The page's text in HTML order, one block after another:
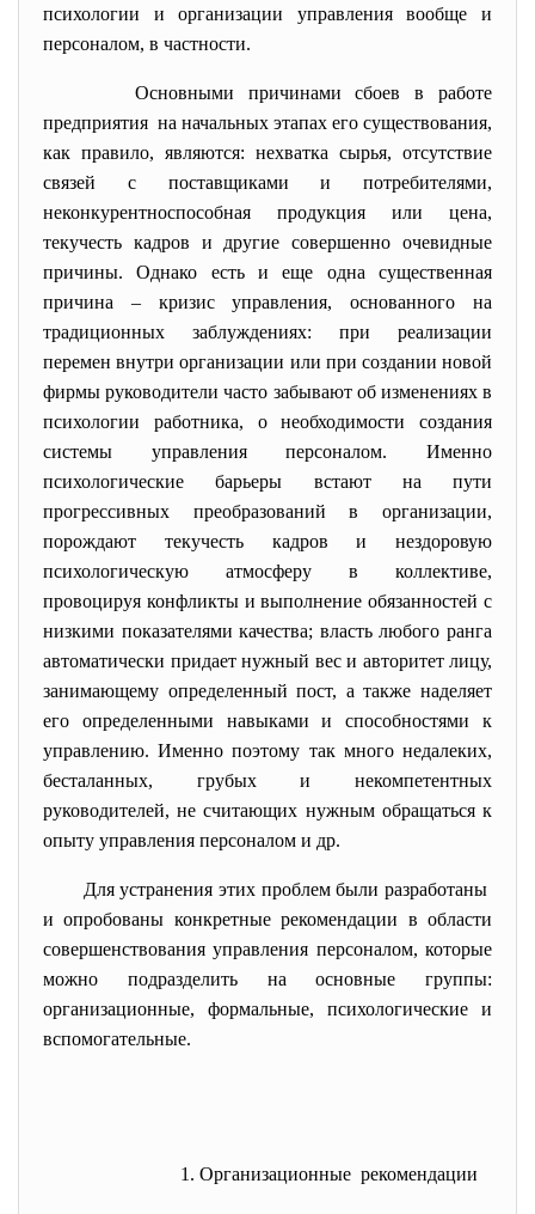
психологии и организации управления вообще и
персоналом, в частности.
Основными причинами сбоев в работе
предприятия на начальных этапах его существования,
как правило, являются: нехватка сырья, отсутствие
связей с поставщиками и потребителями,
неконкурентноспособная продукция или цена,
текучесть кадров и другие совершенно очевидные
причины. Однако есть и еще одна существенная
причина – кризис управления, основанного на
традиционных заблуждениях: при реализации
перемен внутри организации или при создании новой
фирмы руководители часто забывают об изменениях в
психологии работника, о необходимости создания
системы управления персоналом. Именно
психологические барьеры встают на пути
прогрессивных преобразований в организации,
порождают текучесть кадров и нездоровую
психологическую атмосферу в коллективе,
провоцируя конфликты и выполнение обязанностей с
низкими показателями качества; власть любого ранга
автоматически придает нужный вес и авторитет лицу,
занимающему определенный пост, а также наделяет
его определенными навыками и способностями к
управлению. Именно поэтому так много недалеких,
бесталанных, грубых и некомпетентных
руководителей, не считающих нужным обращаться к
опыту управления персоналом и др.
Для устранения этих проблем были разработаны
и опробованы конкретные рекомендации в области
совершенствования управления персоналом, которые
можно подразделить на основные группы:
организационные, формальные, психологические и
вспомогательные.
1. Организационные рекомендации